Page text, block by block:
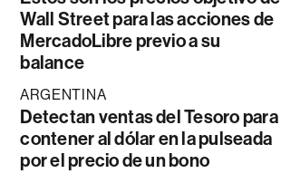
Wall Street para las acciones de
MercadoLibre previo a su
balance
ARGENTINA
Detectan ventas del Tesoro para
contener al dólar en la pulseada
por el precio de un bono